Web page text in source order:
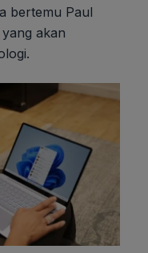
bertemu Paul
akan